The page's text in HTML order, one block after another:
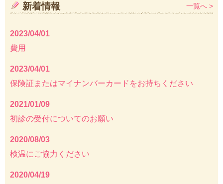
新着情報 一覧へ >
2023/04/01
費用
2023/04/01
保険証またはマイナンバーカードをお持ちください
2021/01/09
初診の受付についてのお願い
2020/08/03
検温にご協力ください
2020/04/19